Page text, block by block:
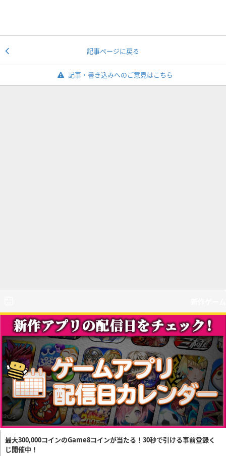
記事ページに戻る
記事・書き込みへのご意見はこちら
最大300,000コインのGame8コインが当たる！30秒で引ける事前登録く
じ開催中！